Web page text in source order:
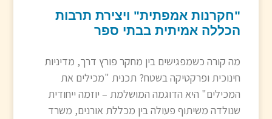
"חקרנות אמפתית" ויצירת תרבות
הכללה אמיתית בבתי ספר
מה קורה כשמפגישים בין מחקר פורץ דרך, מדיניות
חינוכית ופרקטיקה בשטח? תכנית "מכילים את
המכילים" היא הדוגמה המושלמת – יוזמה ייחודית
שנולדה משיתוף פעולה בין מכללת אורנים, משרד